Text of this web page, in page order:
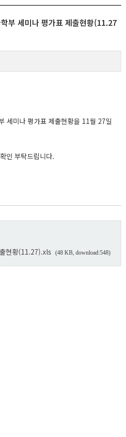
부 세미나 평가표 제출현황(11.27
세미나 평가표 제출현황을 11월 27일
인 부탁드립니다.
현황(11.27).xls
(48 KB, download:548)